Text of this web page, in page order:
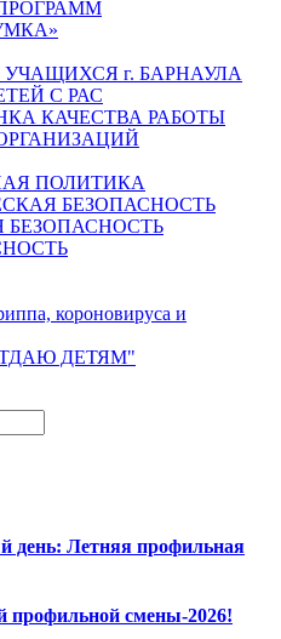
г. БАРНАУЛА
С РАС
КАЧЕСТВА РАБОТЫ
ПОЛИТИКА
БЕЗОПАСНОСТЬ
короновируса и
ДЕТЯМ"
день: Летняя профильная
профильной смены-2026!